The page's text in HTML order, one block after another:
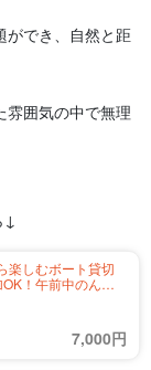
ができ、自然と距
雰囲気の中で無理
楽しむボート貸切
！午前中のんび
）
7,000円